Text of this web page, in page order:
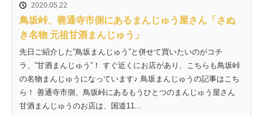
2020.05.22
鳥坂峠、善通寺市側にあるまんじゅう屋さん「さぬ
き名物 元祖甘酒まんじゅう」
先日ご紹介した”鳥坂まんじゅう”と併せて買いたいのがコチ
ラ、”甘酒まんじゅう”！ すぐ近くにお店があり、こちらも鳥坂峠
の名物まんじゅうになっています♪ 鳥坂まんじゅうの記事はこち
ら！ 善通寺市側、鳥坂峠にあるもうひとつのまんじゅう屋さん
甘酒まんじゅうのお店は、国道11...